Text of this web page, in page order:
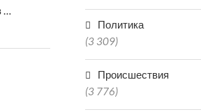
…
Политика
(3 309)
Происшествия
(3 776)